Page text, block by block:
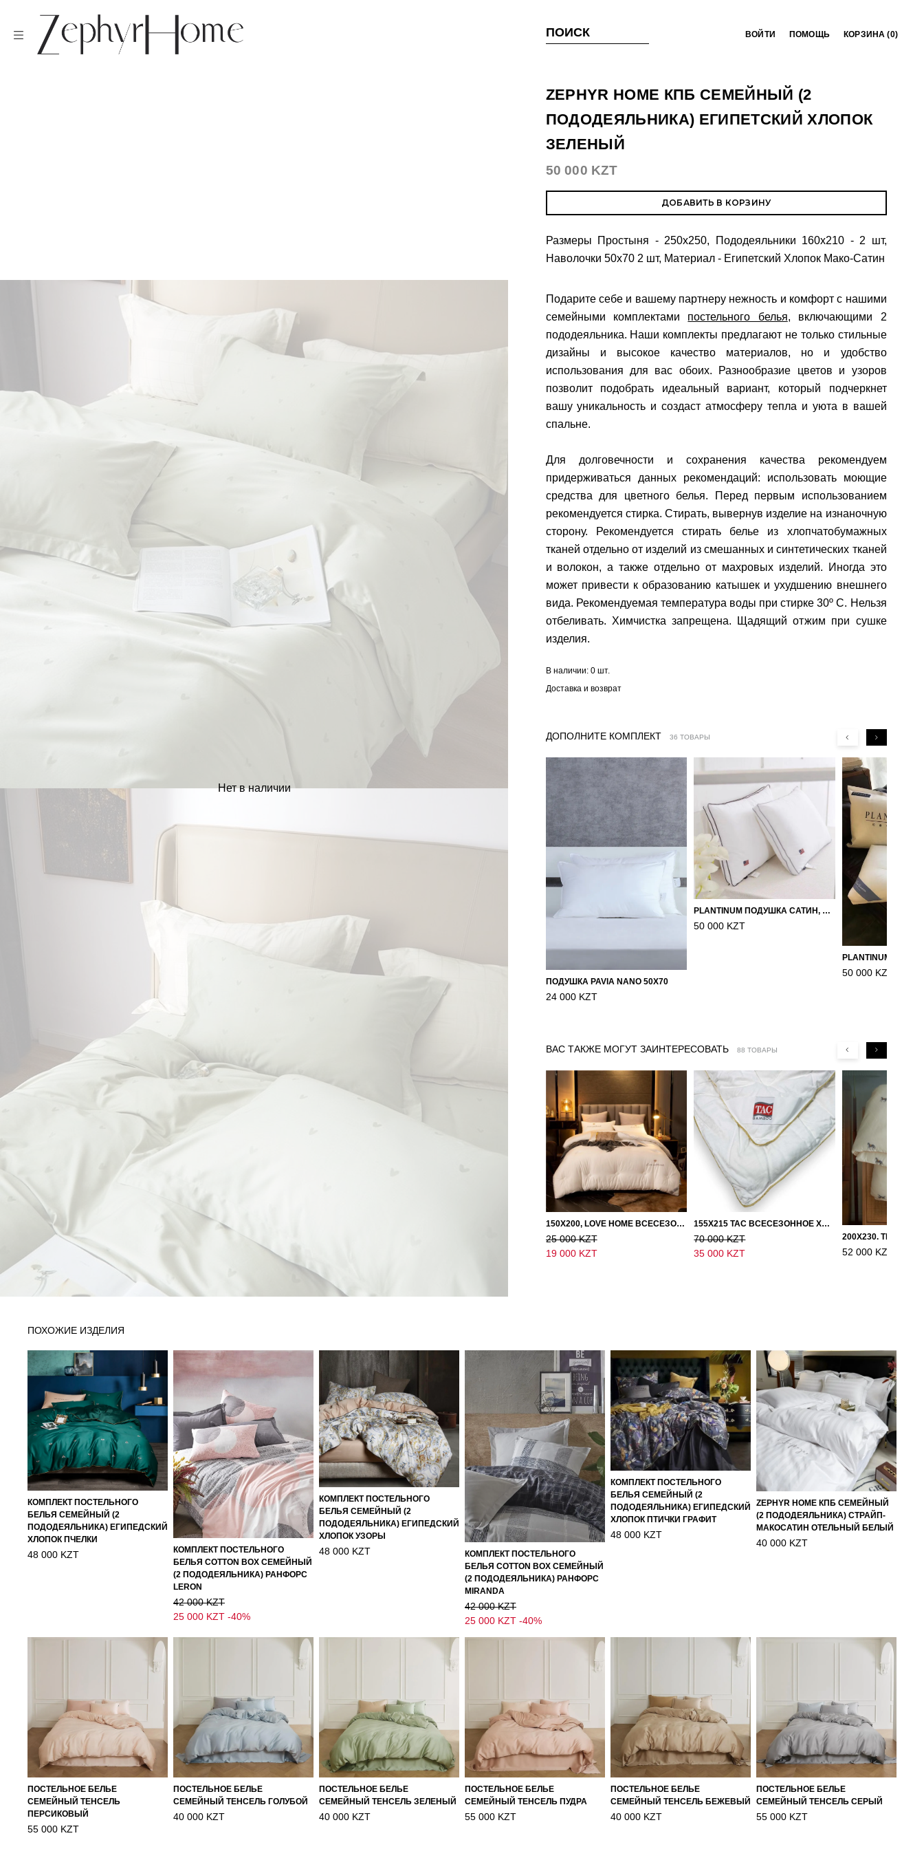
ПОИСК ВОЙТИ ПОМОЩЬ КОРЗИНА (0)
Нет в наличии
ZEPHYR HOME КПБ СЕМЕЙНЫЙ (2
ПОДОДЕЯЛЬНИКА) ЕГИПЕТСКИЙ ХЛОПОК
ЗЕЛЕНЫЙ
50 000 KZT
ДОБАВИТЬ В КОРЗИНУ
Размеры Простыня - 250х250, Пододеяльники 160х210 - 2 шт,
Наволочки 50х70 2 шт, Материал - Египетский Хлопок Мако-Сатин
Подарите себе и вашему партнеру нежность и комфорт с нашими
семейными комплектами постельного белья, включающими 2
пододеяльника. Наши комплекты предлагают не только стильные
дизайны и высокое качество материалов, но и удобство
использования для вас обоих. Разнообразие цветов и узоров
позволит подобрать идеальный вариант, который подчеркнет
вашу уникальность и создаст атмосферу тепла и уюта в вашей
спальне.
Для долговечности и сохранения качества рекомендуем
придерживаться данных рекомендаций: использовать моющие
средства для цветного белья. Перед первым использованием
рекомендуется стирка. Стирать, вывернув изделие на изнаночную
сторону. Рекомендуется стирать белье из хлопчатобумажных
тканей отдельно от изделий из смешанных и синтетических тканей
и волокон, а также отдельно от махровых изделий. Иногда это
может привести к образованию катышек и ухудшению внешнего
вида. Рекомендуемая температура воды при стирке 30º C. Нельзя
отбеливать. Химчистка запрещена. Щадящий отжим при сушке
изделия.
В наличии: 0 шт.
Доставка и возврат
ДОПОЛНИТЕ КОМПЛЕКТ 36 ТОВАРЫ
ПОДУШКА PAVIA NANO 50X70
24 000 KZT
PLANTINUM ПОДУШКА САТИН, ШЕЛК 50Х70
50 000 KZT
50 000 KZT
ВАС ТАКЖЕ МОГУТ ЗАИНТЕРЕСОВАТЬ 88 ТОВАРЫ
150Х200, LOVE HOME ВСЕСЕЗОННОЕ ОДЕЯЛО ИЗ ХЛОПКА С НАПОЛНИТЕЛЕМ МИКРОГЕЛЬ
25 000 KZT
19 000 KZT
155Х215 TAC ВСЕСЕЗОННОЕ ХЛОПКОВОЕ ОДЕЯЛО ИЗ БАМБУКОВОГО ВОЛОКНА
70 000 KZT
35 000 KZT
52 000 KZT
ПОХОЖИЕ ИЗДЕЛИЯ
КОМПЛЕКТ ПОСТЕЛЬНОГО
БЕЛЬЯ СЕМЕЙНЫЙ (2
ПОДОДЕЯЛЬНИКА) ЕГИПЕДСКИЙ
ХЛОПОК ПЧЕЛКИ
48 000 KZT
КОМПЛЕКТ ПОСТЕЛЬНОГО
БЕЛЬЯ COTTON BOX СЕМЕЙНЫЙ
(2 ПОДОДЕЯЛЬНИКА) РАНФОРС
LERON
42 000 KZT
25 000 KZT -40%
КОМПЛЕКТ ПОСТЕЛЬНОГО
БЕЛЬЯ СЕМЕЙНЫЙ (2
ПОДОДЕЯЛЬНИКА) ЕГИПЕДСКИЙ
ХЛОПОК УЗОРЫ
48 000 KZT
КОМПЛЕКТ ПОСТЕЛЬНОГО
БЕЛЬЯ COTTON BOX СЕМЕЙНЫЙ
(2 ПОДОДЕЯЛЬНИКА) РАНФОРС
MIRANDA
42 000 KZT
25 000 KZT -40%
КОМПЛЕКТ ПОСТЕЛЬНОГО
БЕЛЬЯ СЕМЕЙНЫЙ (2
ПОДОДЕЯЛЬНИКА) ЕГИПЕДСКИЙ
ХЛОПОК ПТИЧКИ ГРАФИТ
48 000 KZT
ZEPHYR HOME КПБ СЕМЕЙНЫЙ
(2 ПОДОДЕЯЛЬНИКА) СТРАЙП-
МАКОСАТИН ОТЕЛЬНЫЙ БЕЛЫЙ
40 000 KZT
ПОСТЕЛЬНОЕ БЕЛЬЕ
СЕМЕЙНЫЙ ТЕНСЕЛЬ
ПЕРСИКОВЫЙ
55 000 KZT
ПОСТЕЛЬНОЕ БЕЛЬЕ
СЕМЕЙНЫЙ ТЕНСЕЛЬ ГОЛУБОЙ
40 000 KZT
ПОСТЕЛЬНОЕ БЕЛЬЕ
СЕМЕЙНЫЙ ТЕНСЕЛЬ ЗЕЛЕНЫЙ
40 000 KZT
ПОСТЕЛЬНОЕ БЕЛЬЕ
СЕМЕЙНЫЙ ТЕНСЕЛЬ ПУДРА
55 000 KZT
ПОСТЕЛЬНОЕ БЕЛЬЕ
СЕМЕЙНЫЙ ТЕНСЕЛЬ БЕЖЕВЫЙ
40 000 KZT
ПОСТЕЛЬНОЕ БЕЛЬЕ
СЕМЕЙНЫЙ ТЕНСЕЛЬ СЕРЫЙ
55 000 KZT